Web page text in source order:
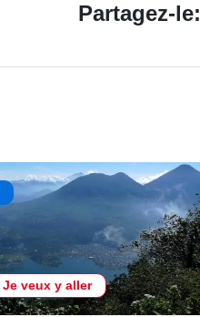
Partagez-le:
Je veux y aller